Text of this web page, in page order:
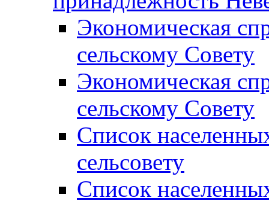
Экономическая
сельскому Совету
Экономическая
сельскому Совету
Список
сельсовету
Список